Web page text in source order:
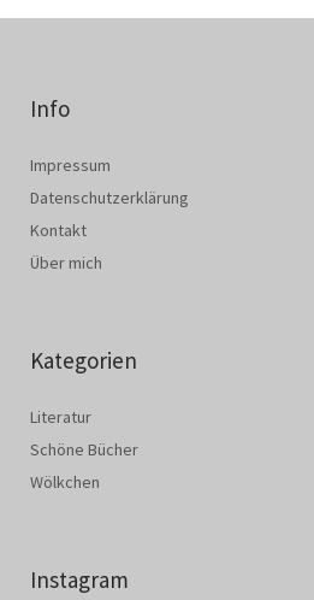
Info
Impressum
Datenschutzerklärung
Kontakt
Über mich
Kategorien
Literatur
Schöne Bücher
Wölkchen
Instagram